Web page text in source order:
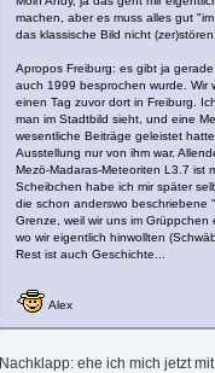
machen, aber es muss alles gut
das klassische Bild nicht (zer)stören.
Apropos Freiburg: es gibt ja
auch 1999 besprochen wurde. Wir
einen Tag zuvor dort in Freiburg.
man im Stadtbild sieht, und eine
wesentliche Beiträge geleistet
Ausstellung nur von ihm war.
Mezö-Madaras-Meteoriten L3.7 ist
Scheibchen habe ich mir später
die schon anderswo beschriebene
Grenze, weil wir uns im Grüppchen
wo wir eigentlich hinwollten
Rest ist auch Geschichte...
Alex
Nachklapp: ehe ich mich jetzt